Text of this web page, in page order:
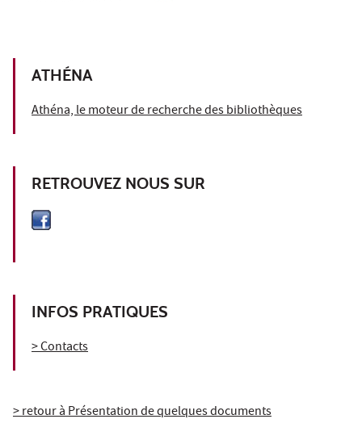
ATHÉNA
Athéna, le moteur de recherche des bibliothèques
RETROUVEZ NOUS SUR
INFOS PRATIQUES
> Contacts
> retour à Présentation de quelques documents